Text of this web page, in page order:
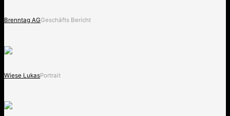
Brenntag AGGeschäfts Bericht
Wiese LukasPortrait